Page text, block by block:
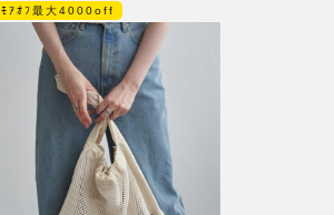
ﾓｱｵﾌ最大4000off